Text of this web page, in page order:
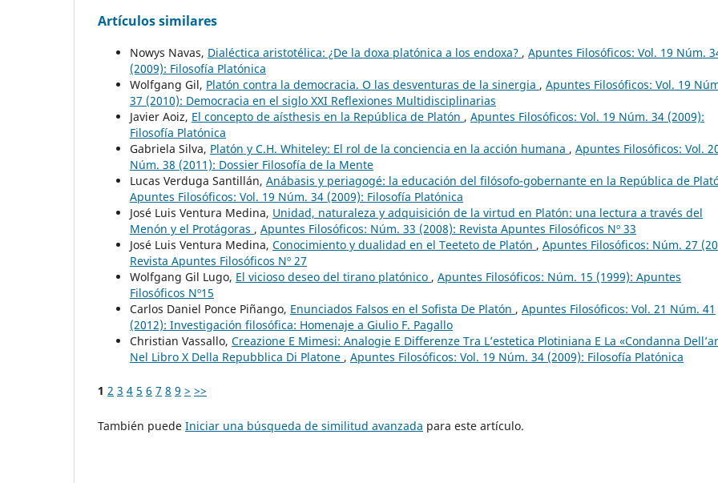
Artículos similares
Nowys Navas, Dialéctica aristotélica: ¿De la doxa platónica a los endoxa? , Apuntes Filosóficos: Vol. 19 Núm.
(2009): Filosofía Platónica
Wolfgang Gil, Platón contra la democracia. O las desventuras de la sinergia , Apuntes Filosóficos: Vol. 19
37 (2010): Democracia en el siglo XXI Reflexiones Multidisciplinarias
Javier Aoiz, El concepto de aísthesis en la República de Platón , Apuntes Filosóficos: Vol. 19 Núm. 34 (2009):
Filosofía Platónica
Gabriela Silva, Platón y C.H. Whiteley: El rol de la conciencia en la acción humana , Apuntes Filosóficos: Vol.
Núm. 38 (2011): Dossier Filosofía de la Mente
Lucas Verduga Santillán, Anábasis y periagogé: la educación del filósofo-gobernante en la República de
Apuntes Filosóficos: Vol. 19 Núm. 34 (2009): Filosofía Platónica
José Luis Ventura Medina, Unidad, naturaleza y adquisición de la virtud en Platón: una lectura a través del
Menón y el Protágoras , Apuntes Filosóficos: Núm. 33 (2008): Revista Apuntes Filosóficos Nº 33
José Luis Ventura Medina, Conocimiento y dualidad en el Teeteto de Platón , Apuntes Filosóficos: Núm. 27
Revista Apuntes Filosóficos Nº 27
Wolfgang Gil Lugo, El vicioso deseo del tirano platónico , Apuntes Filosóficos: Núm. 15 (1999): Apuntes
Filosóficos Nº15
Carlos Daniel Ponce Piñango, Enunciados Falsos en el Sofista De Platón , Apuntes Filosóficos: Vol. 21 Núm. 41
(2012): Investigación filosófica: Homenaje a Giulio F. Pagallo
Christian Vassallo, Creazione E Mimesi: Analogie E Differenze Tra L’estetica Plotiniana E La «Condanna
Nel Libro X Della Repubblica Di Platone , Apuntes Filosóficos: Vol. 19 Núm. 34 (2009): Filosofía Platónica
1 2 3 4 5 6 7 8 9 > >>
También puede Iniciar una búsqueda de similitud avanzada para este artículo.